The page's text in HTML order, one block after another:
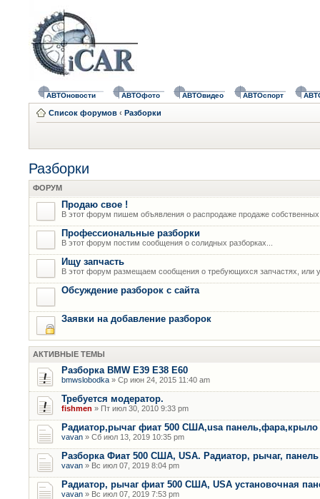
АВТОновости АВТОфото АВТОвидео АВТОспорт
Список форумов ‹ Разборки
Разборки
ФОРУМ
Продаю свое !
В этот форум пишем объявления о распродаже продаже
Профессиональные разборки
В этот форум постим сообщения о солидных разборках...
Ищу запчасть
В этот форум размещаем сообщения о требующихся запчастях, или
Обсуждение разборок с сайта
Заявки на добавление разборок
АКТИВНЫЕ ТЕМЫ
Разборка BMW E39 E38 E60
bmwslobodka » Ср июн 24, 2015 11:40 am
Требуется модератор.
fishmen » Пт июл 30, 2010 9:33 pm
Радиатор,рычаг фиат 500 США,usa панель,фара,крыло
vavan » Сб июл 13, 2019 10:35 pm
Разборка Фиат 500 США, USA. Радиатор, рычаг,
vavan » Вс июл 07, 2019 8:04 pm
Радиатор, рычаг фиат 500 США, USA установочная
vavan » Вс июл 07, 2019 7:53 pm